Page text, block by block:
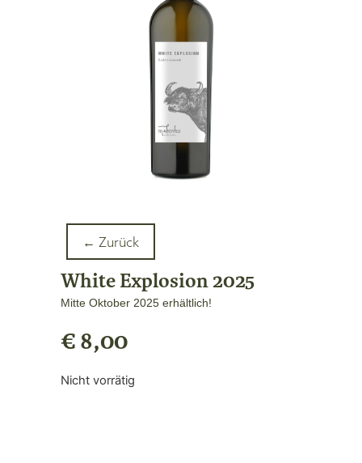
← Zurück
White Explosion 2025
Mitte Oktober 2025 erhältlich!
€ 8,00
Nicht vorrätig